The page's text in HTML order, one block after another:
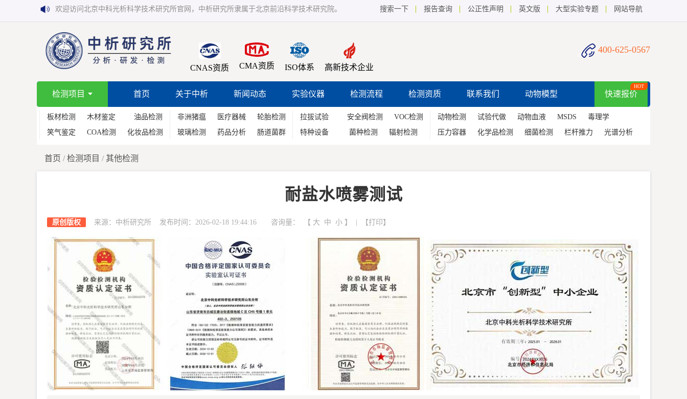
欢迎访问北京中科光析科学技术研究所官网，中析研究所隶属于北京前沿科学技术研究院。 搜索一下 报告查询 公正性声明 英文版 大型实验专题 网站导航
CNAS资质 CMA资质 ISO体系 高新技术企业
400-625-0567
检测项目 首页 关于中析 新闻动态 实验仪器 检测流程 检测资质 联系我们 动物模型 快速报价
HOT
板材检测 木材鉴定
油品检测
笑气鉴定
COA检测 化妆品检测
非洲猪瘟 医疗器械
轮胎检测
玻璃检测
药品分析 肠道菌群
拉拔试验 安全阀检测
VOC检测
特种设备
菌种检测 辐射检测
动物检测 试验代做 动物血液 MSDS
毒理学
压力容器
化学品检测 细菌检测 栏杆推力 光谱分析
首页 /检测项目 / 其他检测
耐盐水喷雾测试
原创版权 来源：中析研究所 发布时间：2026-02-18 19:44:16 咨询量： 【 大 中 小 】 | 【打印 】